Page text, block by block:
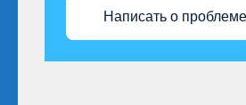
Написать о проблеме